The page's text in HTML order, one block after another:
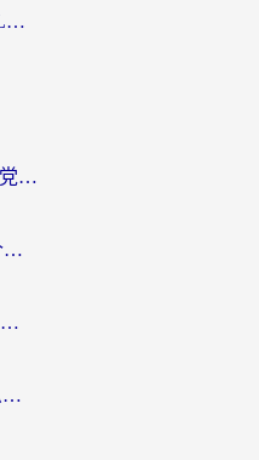
海外党必看：免费使命召唤OL加速器怎么选？3个国服游戏加速痛点一次性解决
雷神手游和海归好用吗？海外党亲测3款热门回国加速器+番茄加速器深度体验
Malus好用吗？和ChickCN哪个好？海外党亲测：选对回国加速器，追剧游戏不卡顿
海外党实测：斧牛VPN好用吗？和快喵VPN对比哪个回国效果更好？附3款热门加速器深度分析
海外党必看：ExpressVPN怎么样？3步选对回国加速器，无缝刷国内剧玩手游